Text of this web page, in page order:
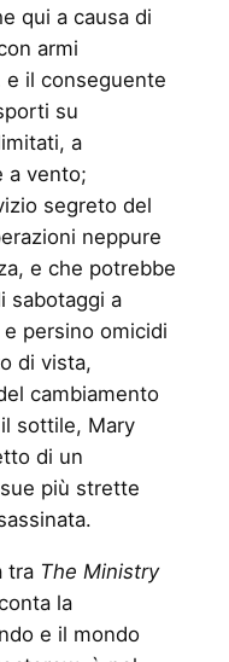
qui a causa di
armi
e il conseguente
su
a
a vento;
segreto del
neppure
e che potrebbe
sabotaggi a
persino omicidi
di vista,
cambiamento
sottile, Mary
di un
più strette
tra The Ministry
la
e il mondo